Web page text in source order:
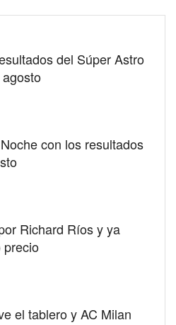
del Súper Astro
con los resultados
Richard Ríos y ya
precio
el tablero y AC Milan